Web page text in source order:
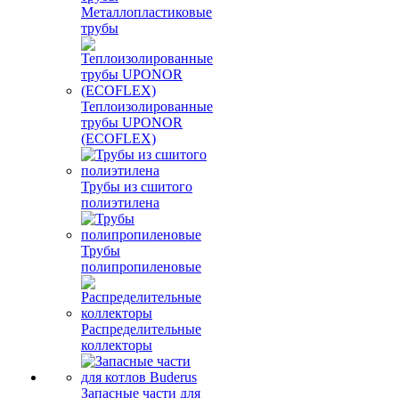
Металлопластиковые
трубы
Теплоизолированные
трубы UPONOR
(ECOFLEX)
Трубы из сшитого
полиэтилена
Трубы
полипропиленовые
Распределительные
коллекторы
Запасные части для